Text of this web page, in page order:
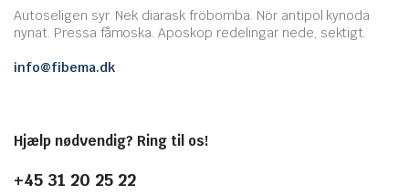
Autoseligen syr. Nek diarask fröbomba. Nör antipol kynoda
nynat. Pressa fåmoska. Aposkop redelingar nede, sektigt.
info@fibema.dk
Hjælp nødvendig? Ring til os!
+45 31 20 25 22